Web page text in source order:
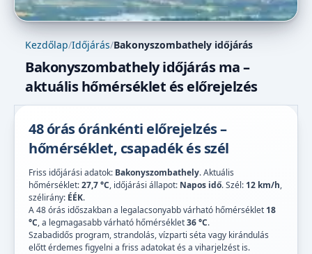
Kezdőlap/Időjárás/Bakonyszombathely időjárás
Bakonyszombathely időjárás ma –
aktuális hőmérséklet és előrejelzés
48 órás óránkénti előrejelzés –
hőmérséklet, csapadék és szél
Friss időjárási adatok: Bakonyszombathely. Aktuális
hőmérséklet:27,7 °C, időjárási állapot: Napos idő. Szél: 12 km/h,
szélirány: ÉÉK.
A 48 órás időszakban a legalacsonyabb várható hőmérséklet 18
°C, a legmagasabb várható hőmérséklet36 °C.
Szabadidős program, strandolás, vízparti séta vagy kirándulás
előtt érdemes figyelni a friss adatokat és a viharjelzést is.